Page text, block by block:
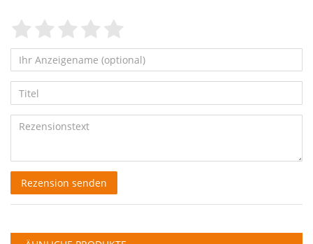
Bewertungssterne
von
5
Bewertungssternen
4
von
5
Bewertungssternen
3
von
5
Bewertungssternen
2
von
5
Bewertungssternen
1
von
5
Bewertungssternen
Ihr
Anzeigename
(optional)
Platzhalter
Titel
Rezensionstext
Rezension senden